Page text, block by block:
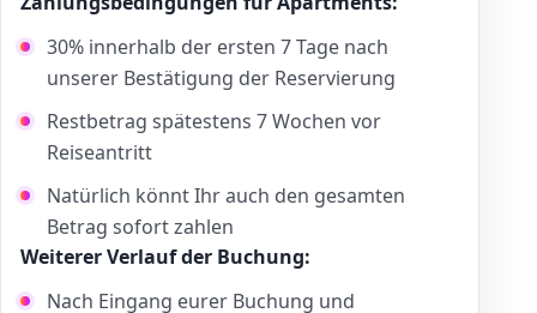
30% innerhalb der ersten 7 Tage nach
unserer Bestätigung der Reservierung
Restbetrag spätestens 7 Wochen vor
Reiseantritt
Natürlich könnt Ihr auch den gesamten
Betrag sofort zahlen
Weiterer Verlauf der Buchung:
Nach Eingang eurer Buchung und